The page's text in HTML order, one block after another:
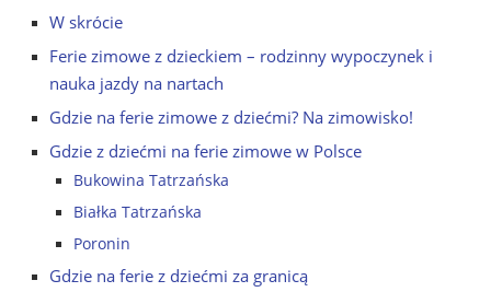
W skrócie
Ferie zimowe z dzieckiem – rodzinny wypoczynek i
nauka jazdy na nartach
Gdzie na ferie zimowe z dziećmi? Na zimowisko!
Gdzie z dziećmi na ferie zimowe w Polsce
Bukowina Tatrzańska
Białka Tatrzańska
Poronin
Gdzie na ferie z dziećmi za granicą